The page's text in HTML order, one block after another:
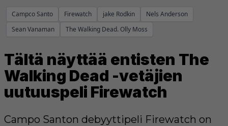
Campco Santo Firewatch jake Rodkin
Nels Anderson
Sean Vanaman
The Walking Dead. Olly Moss
Tältä näyttää entisten The
Walking Dead -vetäjien
uutuuspeli Firewatch
Campo Santon debyyttipeli Firewatch on